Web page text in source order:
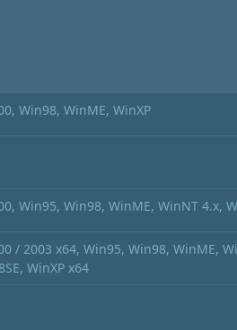
Win98, WinME, WinXP
Win95, Win98, WinME, WinNT 4.x,
/ 2003 x64, Win95, Win98, WinME,
WinXP x64